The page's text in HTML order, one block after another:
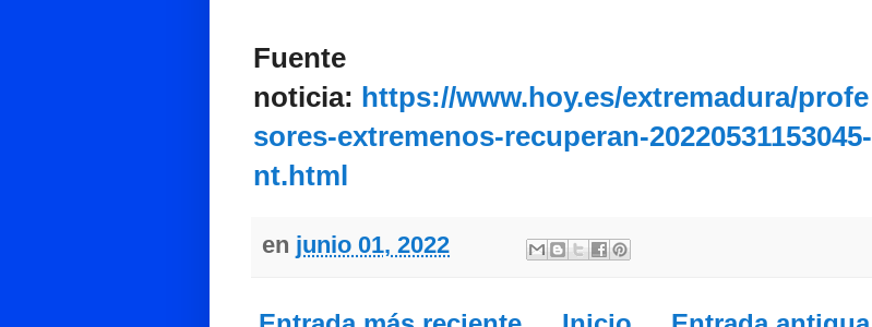
Fuente
noticia: https://www.hoy.es/extremadura/profe
sores-extremenos-recuperan-20220531153045-
nt.html
en junio 01, 2022